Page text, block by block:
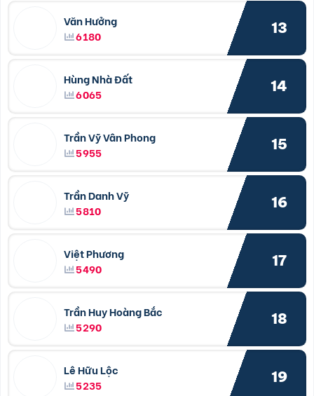
Văn Hưởng
6180
13
Hùng Nhà Đất
6065
14
Trần Vỹ Vân Phong
5955
15
Trần Danh Vỹ
5810
16
Việt Phương
5490
17
Trần Huy Hoàng Bắc
5290
18
Lê Hữu Lộc
5235
19